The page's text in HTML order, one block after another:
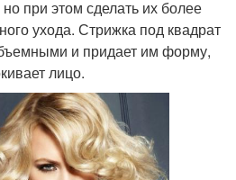
при этом сделать их более
ухода. Стрижка под квадрат
и придает им форму,
лицо.